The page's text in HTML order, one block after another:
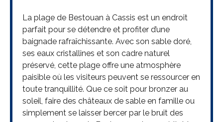
La plage de Bestouan à Cassis est un endroit
parfait pour se détendre et profiter d’une
baignade rafraîchissante. Avec son sable doré,
ses eaux cristallines et son cadre naturel
préservé, cette plage offre une atmosphère
paisible où les visiteurs peuvent se ressourcer en
toute tranquillité. Que ce soit pour bronzer au
soleil, faire des châteaux de sable en famille ou
simplement se laisser bercer par le bruit des